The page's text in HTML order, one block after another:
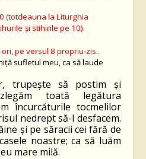
(totdeauna la Liturghia
şi stihirile pe 10).
pe versul 8 propriu-zis..
sufletul meu, ca să laude
trupeşte să postim şi
toată legătura
încurcăturile tocmelilor
nedrept să-l desfacem.
şi pe săracii cei fără de
noastre; ca să luăm
mare milă.